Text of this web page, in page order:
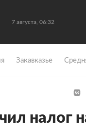
7 августа, 06:32
Закавказье
налог